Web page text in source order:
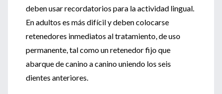
deben usar recordatorios para la actividad lingual.
En adultos es más difícil y deben colocarse
retenedores inmediatos al tratamiento, de uso
permanente, tal como un retenedor fijo que
abarque de canino a canino uniendo los seis
dientes anteriores.